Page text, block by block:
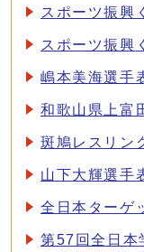
スポーツ振興
スポーツ振興
嶋本美海選手
和歌山県上富
斑鳩レスリン
山下大輝選手
全日本ターゲ
第57回全日本